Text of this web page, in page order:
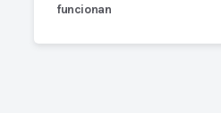
funcionan